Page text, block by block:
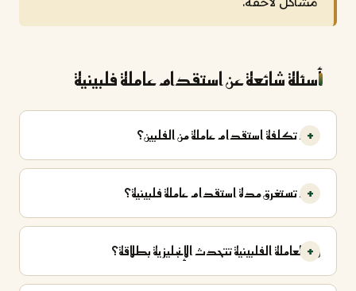
أسئلة شائعة عن استقدام عاملة فلبينية
كم تكلفة استقدام عاملة من الفلبين؟
كم تستغرق مدة استقدام عاملة فلبينية؟
هل العاملة الفلبينية تتحدث الإنجليزية بطلاقة؟